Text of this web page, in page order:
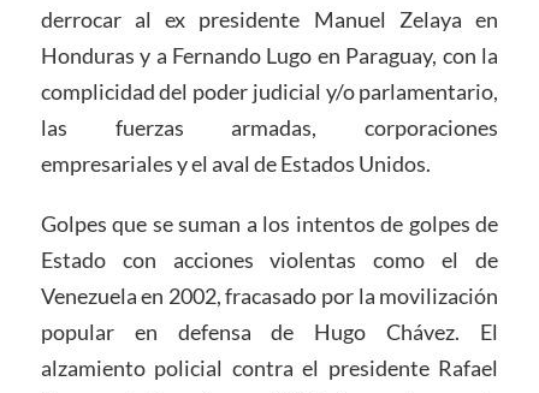
derrocar al ex presidente Manuel Zelaya en
Honduras y a Fernando Lugo en Paraguay, con la
complicidad del poder judicial y/o parlamentario,
las fuerzas armadas, corporaciones
empresariales y el aval de Estados Unidos.
Golpes que se suman a los intentos de golpes de
Estado con acciones violentas como el de
Venezuela en 2002, fracasado por la movilización
popular en defensa de Hugo Chávez. El
alzamiento policial contra el presidente Rafael